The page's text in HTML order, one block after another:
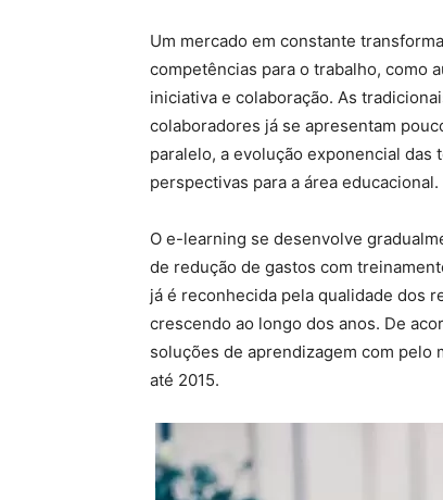
Um mercado em constante
competências para o trabalho, como
iniciativa e colaboração. As
colaboradores já se apresentam
paralelo, a evolução exponencial das
perspectivas para a área educacional.
O e-learning se desenvolve
de redução de gastos com
já é reconhecida pela qualidade dos
crescendo ao longo dos anos. De
soluções de aprendizagem com pelo
até 2015.